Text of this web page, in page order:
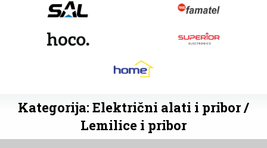
Kategorija: Električni alati i pribor /
Lemilice i pribor